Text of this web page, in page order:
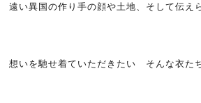
遠い異国の作り手の顔や土地、そして伝え
想いを馳せ着ていただきたい そんな衣た